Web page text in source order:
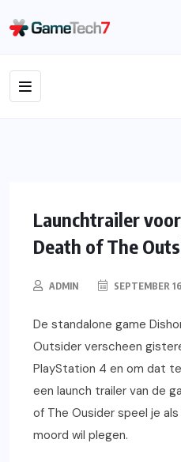
Launchtrailer
Death of The
ADMIN SEPTEMBER
De standalone game
Outsider verscheen
PlayStation 4 en om dat
een launch trailer van de
of The Ousider speel je
moord wil plegen.